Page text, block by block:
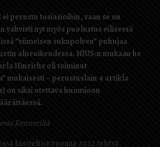
perustu tosiasioihin, vaan se on
vahvisti nyt myös puolustus eilisessä
”viimeisen sukupolven” puhujaa
alueoikeudessa. NIUS:n mukaan he
Hinrichs oli toiminut
mukaisesti – perustuslain 4 artikla
on siksi otettava huomioon
Renneriltä
käsiteltiin vuonna 2022 tehtyä